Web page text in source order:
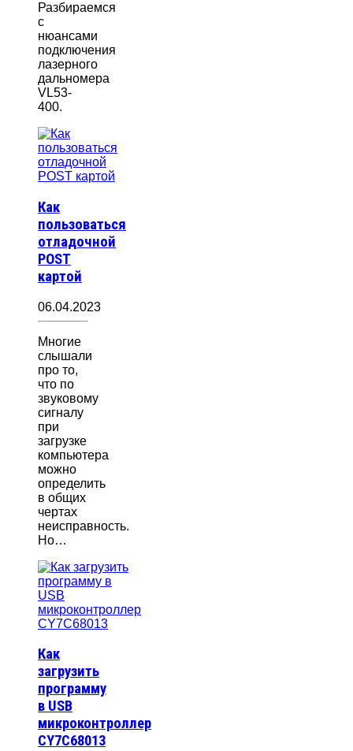
Разбираемся
с
нюансами
подключения
лазерного
дальномера
VL53-
400.
Как
пользоваться
отладочной
POST
картой
06.04.2023
Многие
слышали
про то,
что по
звуковому
сигналу
при
загрузке
компьютера
можно
определить
в общих
чертах
неисправность.
Но…
Как
загрузить
программу
в USB
микроконтроллер
CY7C68013